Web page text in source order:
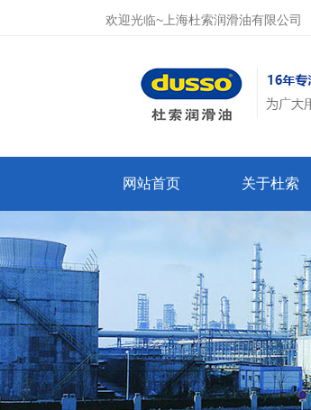
欢迎光临~上海杜索润滑油有限公司
网站首页 关于杜索